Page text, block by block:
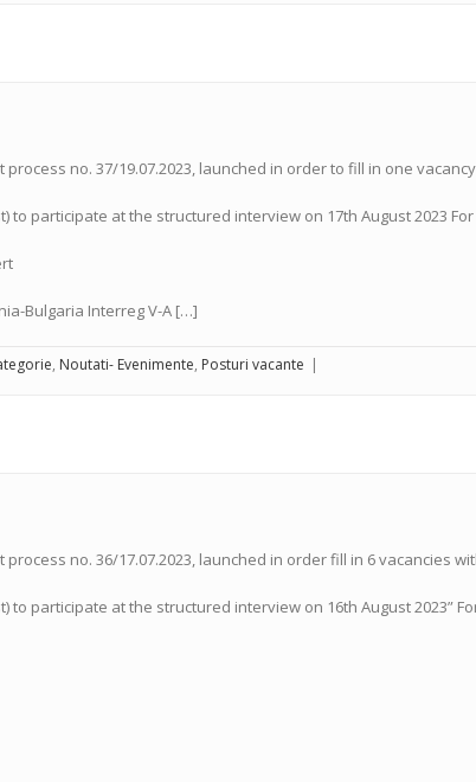
no. 37/19.07.2023, launched in order to fill in one
to participate at the structured interview on 17th August 2023
Bulgaria Interreg V-A […]
, Noutati- Evenimente, Posturi vacante |
no. 36/17.07.2023, launched in order fill in 6 vacancies
to participate at the structured interview on 16th August 2023”